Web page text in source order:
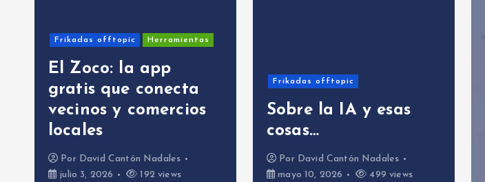
Frikadas offtopic Herramientas
El Zoco: la app
gratis que conecta
vecinos y comercios
locales
PorDavid Cantón Nadales
julio 3, 2026
192 views
Frikadas offtopic
Sobre la IA y esas
cosas…
PorDavid Cantón Nadales
mayo 10, 2026
499 views